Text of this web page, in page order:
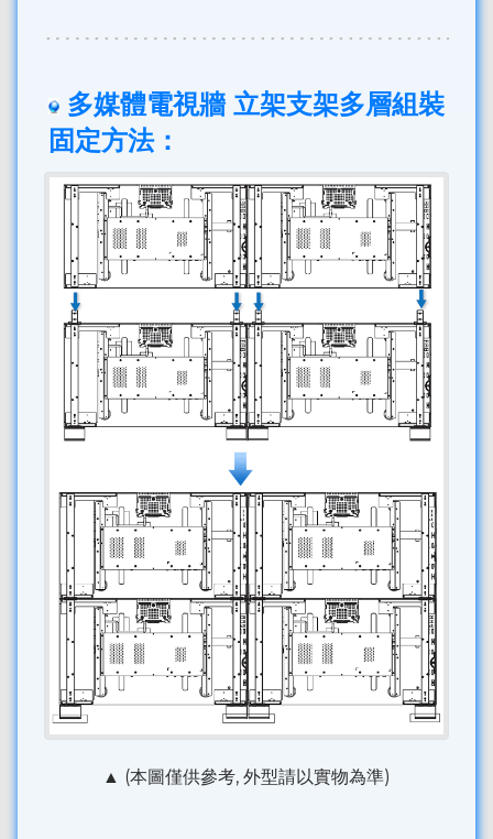
多媒體電視牆 立架支架多層組裝
固定方法：
▲ (本圖僅供參考, 外型請以實物為準)